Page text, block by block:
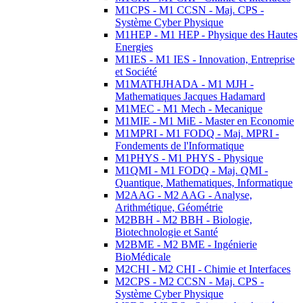
M1CPS - M1 CCSN - Maj. CPS -
Système Cyber Physique
M1HEP - M1 HEP - Physique des Hautes
Energies
M1IES - M1 IES - Innovation, Entreprise
et Société
M1MATHJHADA - M1 MJH -
Mathematiques Jacques Hadamard
M1MEC - M1 Mech - Mecanique
M1MIE - M1 MiE - Master en Economie
M1MPRI - M1 FODQ - Maj. MPRI -
Fondements de l'Informatique
M1PHYS - M1 PHYS - Physique
M1QMI - M1 FODQ - Maj. QMI -
Quantique, Mathematiques, Informatique
M2AAG - M2 AAG - Analyse,
Arithmétique, Géométrie
M2BBH - M2 BBH - Biologie,
Biotechnologie et Santé
M2BME - M2 BME - Ingénierie
BioMédicale
M2CHI - M2 CHI - Chimie et Interfaces
M2CPS - M2 CCSN - Maj. CPS -
Système Cyber Physique